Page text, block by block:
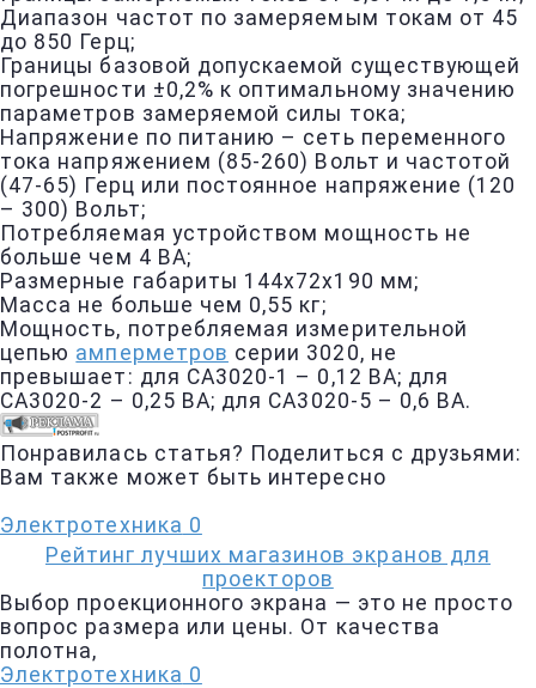
Диапазон частот по замеряемым токам от 45
до 850 Герц;
Границы базовой допускаемой существующей
погрешности ±0,2% к оптимальному значению
параметров замеряемой силы тока;
Напряжение по питанию – сеть переменного
тока напряжением (85-260) Вольт и частотой
(47-65) Герц или постоянное напряжение (120
– 300) Вольт;
Потребляемая устройством мощность не
больше чем 4 ВА;
Размерные габариты 144x72x190 мм;
Масса не больше чем 0,55 кг;
Мощность, потребляемая измерительной
цепью амперметров серии 3020, не
превышает: для СА3020-1 – 0,12 ВA; для
СА3020-2 – 0,25 ВA; для СА3020-5 – 0,6 ВA.
Понравилась статья? Поделиться с друзьями:
Вам также может быть интересно
Электротехника 0
Рейтинг лучших магазинов экранов для
проекторов
Выбор проекционного экрана — это не просто
вопрос размера или цены. От качества
полотна,
Электротехника 0